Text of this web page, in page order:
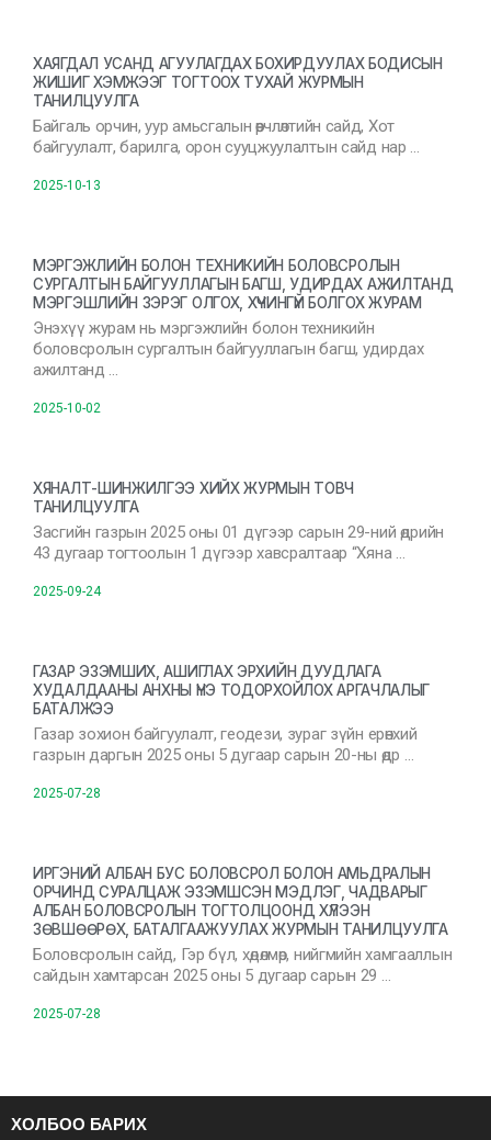
ХАЯГДАЛ УСАНД АГУУЛАГДАХ БОХИРДУУЛАХ БОДИСЫН
ЖИШИГ ХЭМЖЭЭГ ТОГТООХ ТУХАЙ ЖУРМЫН
ТАНИЛЦУУЛГА
Байгаль орчин, уур амьсгалын өөрчлөлтийн сайд, Хот
байгуулалт, барилга, орон сууцжуулалтын сайд нар …
2025-10-13
МЭРГЭЖЛИЙН БОЛОН ТЕХНИКИЙН БОЛОВСРОЛЫН
СУРГАЛТЫН БАЙГУУЛЛАГЫН БАГШ, УДИРДАХ АЖИЛТАНД
МЭРГЭШЛИЙН ЗЭРЭГ ОЛГОХ, ХҮЧИНГҮЙ БОЛГОХ ЖУРАМ
Энэхүү журам нь мэргэжлийн болон техникийн
боловсролын сургалтын байгууллагын багш, удирдах
ажилтанд …
2025-10-02
ХЯНАЛТ-ШИНЖИЛГЭЭ ХИЙХ ЖУРМЫН ТОВЧ
ТАНИЛЦУУЛГА
Засгийн газрын 2025 оны 01 дүгээр сарын 29-ний өдрийн
43 дугаар тогтоолын 1 дүгээр хавсралтаар “Хяна …
2025-09-24
ГАЗАР ЭЗЭМШИХ, АШИГЛАХ ЭРХИЙН ДУУДЛАГА
ХУДАЛДААНЫ АНХНЫ ҮНЭ ТОДОРХОЙЛОХ АРГАЧЛАЛЫГ
БАТАЛЖЭЭ
Газар зохион байгуулалт, геодези, зураг зүйн ерөнхий
газрын даргын 2025 оны 5 дугаар сарын 20-ны өдр …
2025-07-28
ИРГЭНИЙ АЛБАН БУС БОЛОВСРОЛ БОЛОН АМЬДРАЛЫН
ОРЧИНД СУРАЛЦАЖ ЭЗЭМШСЭН МЭДЛЭГ, ЧАДВАРЫГ
АЛБАН БОЛОВСРОЛЫН ТОГТОЛЦООНД ХҮЛЭЭН
ЗӨВШӨӨРӨХ, БАТАЛГААЖУУЛАХ ЖУРМЫН ТАНИЛЦУУЛГА
Боловсролын сайд, Гэр бүл, хөдөлмөр, нийгмийн хамгааллын
сайдын хамтарсан 2025 оны 5 дугаар сарын 29 …
2025-07-28
ХОЛБОО БАРИХ